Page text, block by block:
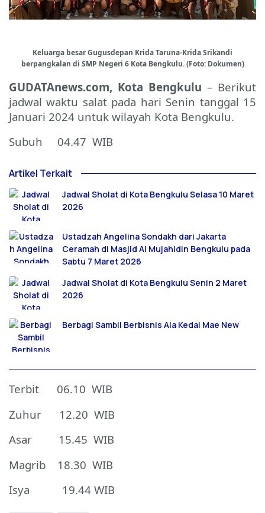
Keluarga besar Gugusdepan Krida Taruna-Krida Srikandi
berpangkalan di SMP Negeri 6 Kota Bengkulu. (Foto: Dokumen)
GUDATAnews.com, Kota Bengkulu – Berikut
jadwal waktu salat pada hari Senin tanggal 15
Januari 2024 untuk wilayah Kota Bengkulu.
Subuh 04.47 WIB
Artikel Terkait
Jadwal Sholat di Kota Bengkulu Selasa 10 Maret
2026
Ustadzah Angelina Sondakh dari Jakarta
Ceramah di Masjid Al Mujahidin Bengkulu pada
Sabtu 7 Maret 2026
Jadwal Sholat di Kota Bengkulu Senin 2 Maret
2026
Berbagi Sambil Berbisnis Ala Kedai Mae New
Terbit 06.10 WIB
Zuhur 12.20 WIB
Asar 15.45 WIB
Magrib 18.30 WIB
Isya 19.44 WIB